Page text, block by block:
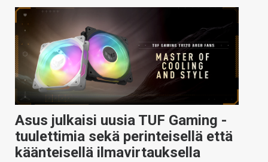
TIETOA
HINTA.FI
KAUPPA
VAIHDA TEEMA
HAKU
Asus julkaisi uusia TUF Gaming -
tuulettimia sekä perinteisellä että
käänteisellä ilmavirtauksella